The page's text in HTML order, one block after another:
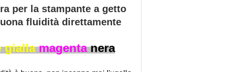
per la stampante a getto
fluidità direttamente
giallamagenta nera